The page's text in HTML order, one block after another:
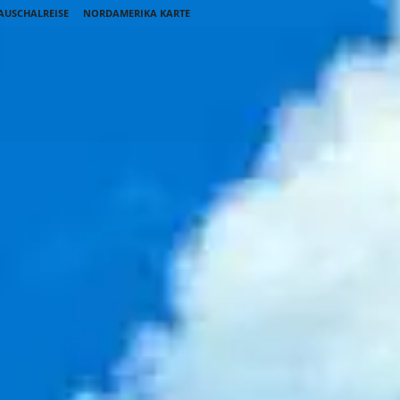
NORDAMERIKA KARTE